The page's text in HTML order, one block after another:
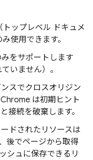
ップレベル ドキュメ
使用できます。
みをサポートします
いません）。
スでクロスオリジン
は初期ヒント
接続を破棄します。
ドされたリソースは
後でページから取得
シュに保存できるリ